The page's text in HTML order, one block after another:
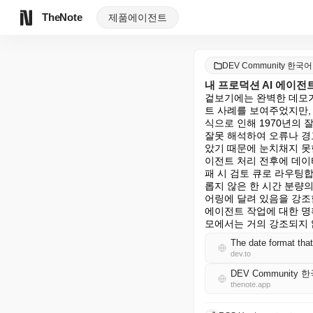
TheNote 제품에이전트
DEV Community 한국어
내 프로덕션 AI 에이전
겉보기에는 완벽한 데모
트 사례를 보여주었지
식으로 인해 1970년의
잘못 해석하여 오류나
았기 때문에 눈치채지
이전트 처리 전후에 데
패 시 검토 큐로 라우팅
롭지 않은 한 시간 분량
어링에 달려 있음을 강
에이전트 작업에 대한
모에서는 거의 강조되지
The date format
dev.to
DEV Community 한
thenote.app